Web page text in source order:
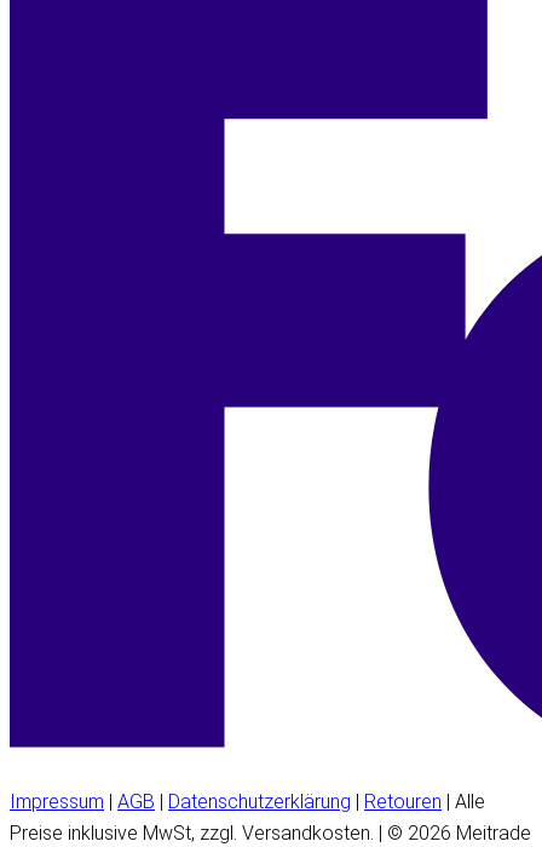
Impressum AGB Datenschutzerklärung Retouren | Alle
Preise inklusive MwSt, zzgl. Versandkosten. | © 2026 Meitrade